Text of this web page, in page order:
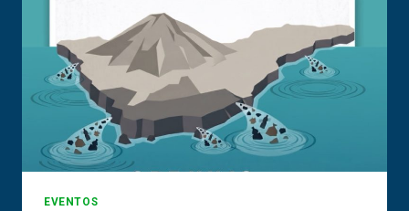
EXCLUSIÓN
SOCIAL
VERDE
EVENTOS